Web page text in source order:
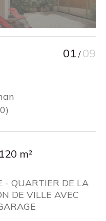
01 / 09
m²
- QUARTIER DE LA
DE VILLE AVEC